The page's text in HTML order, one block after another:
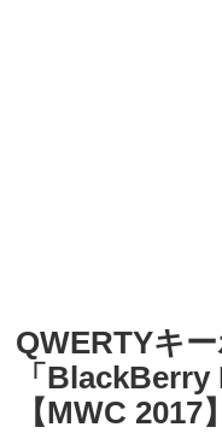
QWERTYキ
「
【MWC 2017】